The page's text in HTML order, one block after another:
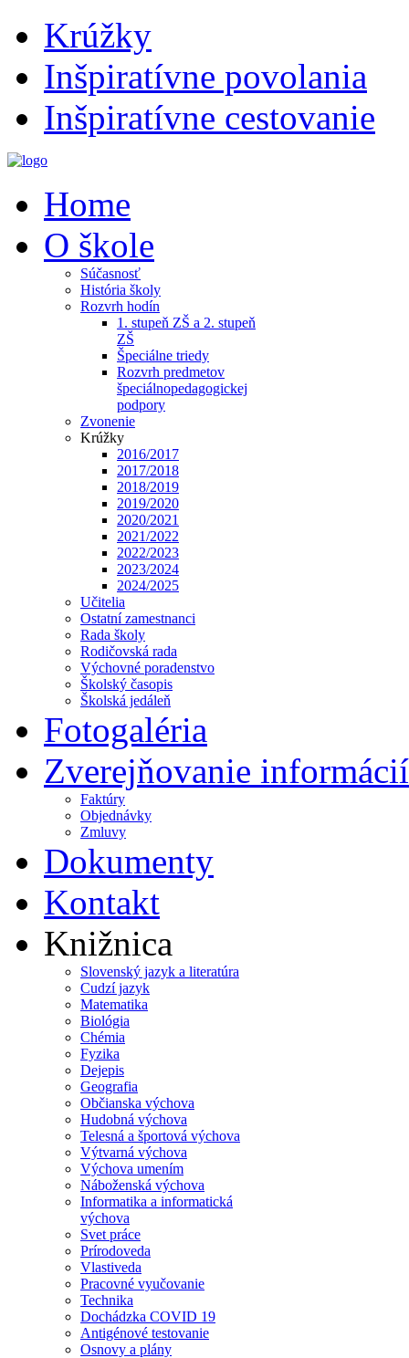
Krúžky
Inšpiratívne povolania
Inšpiratívne cestovanie
Home
O škole
Súčasnosť
História školy
Rozvrh hodín
1. stupeň ZŠ a 2. stupeň
ZŠ
Špeciálne triedy
Rozvrh predmetov
špeciálnopedagogickej
podpory
Zvonenie
Krúžky
2016/2017
2017/2018
2018/2019
2019/2020
2020/2021
2021/2022
2022/2023
2023/2024
2024/2025
Učitelia
Ostatní zamestnanci
Rada školy
Rodičovská rada
Výchovné poradenstvo
Školský časopis
Školská jedáleň
Fotogaléria
Zverejňovanie informácií
Faktúry
Objednávky
Zmluvy
Dokumenty
Kontakt
Knižnica
Slovenský jazyk a literatúra
Cudzí jazyk
Matematika
Biológia
Chémia
Fyzika
Dejepis
Geografia
Občianska výchova
Hudobná výchova
Telesná a športová výchova
Výtvarná výchova
Výchova umením
Náboženská výchova
Informatika a informatická
výchova
Svet práce
Prírodoveda
Vlastiveda
Pracovné vyučovanie
Technika
Dochádzka COVID 19
Antigénové testovanie
Osnovy a plány